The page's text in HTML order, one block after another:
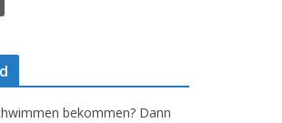
bekommen? Dann